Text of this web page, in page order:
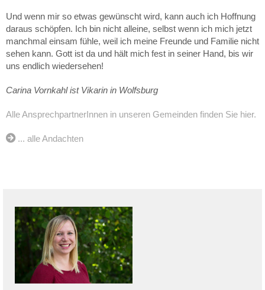
Und wenn mir so etwas gewünscht wird, kann auch ich Hoffnung
daraus schöpfen. Ich bin nicht alleine, selbst wenn ich mich jetzt
manchmal einsam fühle, weil ich meine Freunde und Familie nicht
sehen kann. Gott ist da und hält mich fest in seiner Hand, bis wir
uns endlich wiedersehen!
Carina Vornkahl ist Vikarin in Wolfsburg
Alle AnsprechpartnerInnen in unseren Gemeinden finden Sie hier.
... alle Andachten